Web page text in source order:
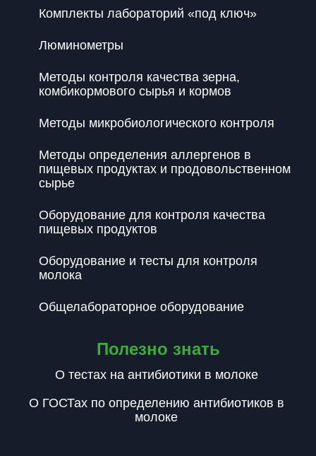
Комплекты лабораторий «под ключ»
Люминометры
Методы контроля качества зерна,
комбикормового сырья и кормов
Методы микробиологического контроля
Методы определения аллергенов в
пищевых продуктах и продовольственном
сырье
Оборудование для контроля качества
пищевых продуктов
Оборудование и тесты для контроля
молока
Общелабораторное оборудование
Полезно знать
О тестах на антибиотики в молоке
О ГОСТах по определению антибиотиков в
молоке